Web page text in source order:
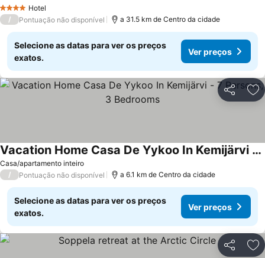
4 EstrelasHotel
/ Pontuação não disponível a 31.5 km de Centro da cidade
Selecione as datas para ver os preços
exatos.
Ver preços
Partilhar
Casa/apartamento inteiro
Vacation Home Casa De Yykoo In Kemijärvi - 7 Persons, 3 Bedrooms
Ver preços
/ Pontuação não disponível a 6.1 km de Centro da cidade
Selecione as datas para ver os preços
exatos.
Ver preços
Partilhar